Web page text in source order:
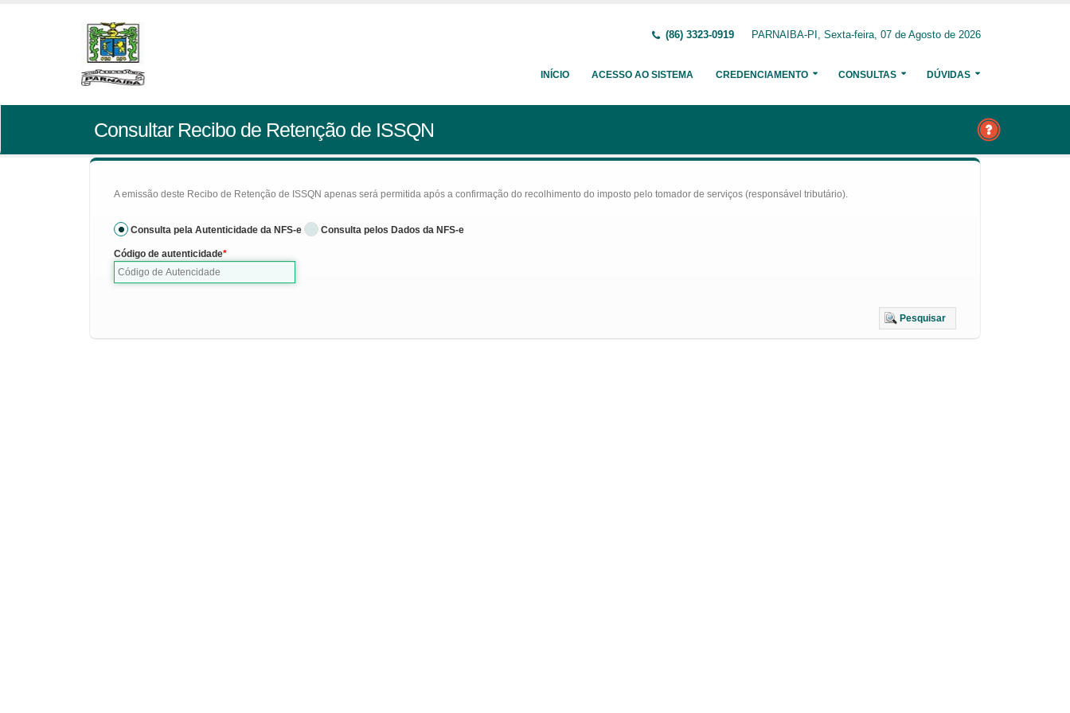
(86) 3323-0919 PARNAIBA-PI, Sexta-feira, 07 de Agosto de 2026
INÍCIO ACESSO AO SISTEMA CREDENCIAMENTO CONSULTAS DÚVIDAS
Consultar Recibo de Retenção de ISSQN
A emissão deste Recibo de Retenção de ISSQN apenas será permitida após a confirmação do recolhimento do imposto pelo tomador de serviços (responsável tributário).
Consulta pela Autenticidade da NFS-e Consulta pelos Dados da NFS-e
Código de autenticidade
Pesquisar